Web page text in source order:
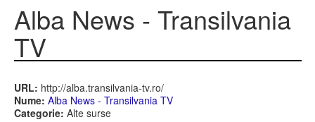
Alba News - Transilvania
TV
URL: http://alba.transilvania-tv.ro/
Nume: Alba News - Transilvania TV
Categorie: Alte surse